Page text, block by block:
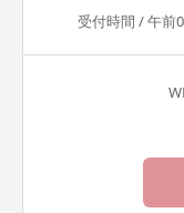
受付時間 / 午前